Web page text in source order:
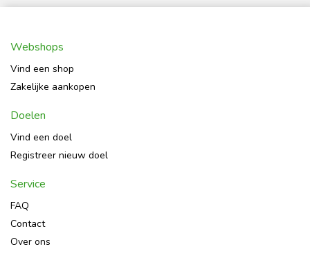
Webshops
Vind een shop
Zakelijke aankopen
Doelen
Vind een doel
Registreer nieuw doel
Service
FAQ
Contact
Over ons